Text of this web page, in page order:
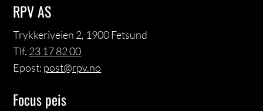
Focus peis
RPV AS
Trykkeriveien 2, 1900 Fetsund
Tlf. 23 17 82 00
Epost: post@rpv.no